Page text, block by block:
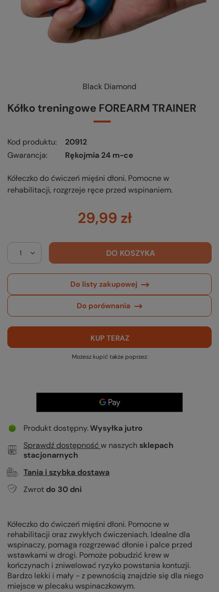
Black Diamond
Kółko treningowe FOREARM TRAINER
Kod produktu
20912
Gwarancja
Rękojmia 24 m-ce
Kółeczko do ćwiczeń mięśni dłoni. Pomocne w
rehabilitacji, rozgrzeje ręce przed wspinaniem.
29,99 zł
DO KOSZYKA
Do listy zakupowej
Do porównania
KUP TERAZ
Możesz kupić także poprzez:
Produkt dostępny Wysyłka jutro
Sprawdź dostępność w naszych sklepach
stacjonarnych
Tania i szybka dostawa
Zwrot do 30 dni
Kółeczko do ćwiczeń mięśni dłoni. Pomocne w
rehabilitacji oraz zwykłych ćwiczeniach. Idealne dla
wspinaczy, pomaga rozgrzewać dłonie i palce przed
wstawkami w drogi. Pomoże pobudzić krew w
kończynach i zniwelować ryzyko powstania kontuzji.
Bardzo lekki i mały - z pewnością znajdzie się dla niego
miejsce w plecaku wspinaczkowym.